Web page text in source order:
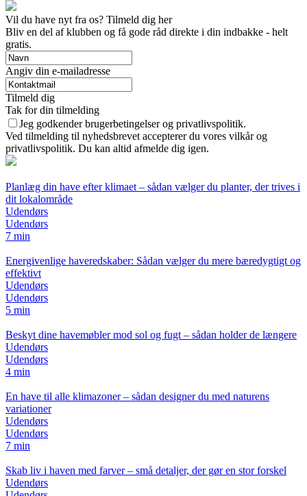
Vil du have nyt fra os? Tilmeld dig her
Bliv en del af klubben og få gode råd direkte i din indbakke - helt
gratis.
Angiv din e-mailadresse
Tilmeld dig
Tak for din tilmelding
Jeg godkender brugerbetingelser og privatlivspolitik.
Ved tilmelding til nyhedsbrevet accepterer du vores vilkår og
privatlivspolitik. Du kan altid afmelde dig igen.
Planlæg din have efter klimaet – sådan vælger du planter, der trives i
dit lokalområde
Udendørs
Udendørs
7 min
Energivenlige haveredskaber: Sådan vælger du mere bæredygtigt og
effektivt
Udendørs
Udendørs
5 min
Beskyt dine havemøbler mod sol og fugt – sådan holder de længere
Udendørs
Udendørs
4 min
En have til alle klimazoner – sådan designer du med naturens
variationer
Udendørs
Udendørs
7 min
Skab liv i haven med farver – små detaljer, der gør en stor forskel
Udendørs